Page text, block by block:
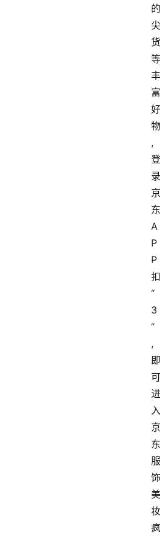
的
尖
货
等
丰
富
好
物
,
登
录
京
东
A
P
P
扣
“
3
”
,
即
可
进
入
京
东
服
饰
美
妆
疯